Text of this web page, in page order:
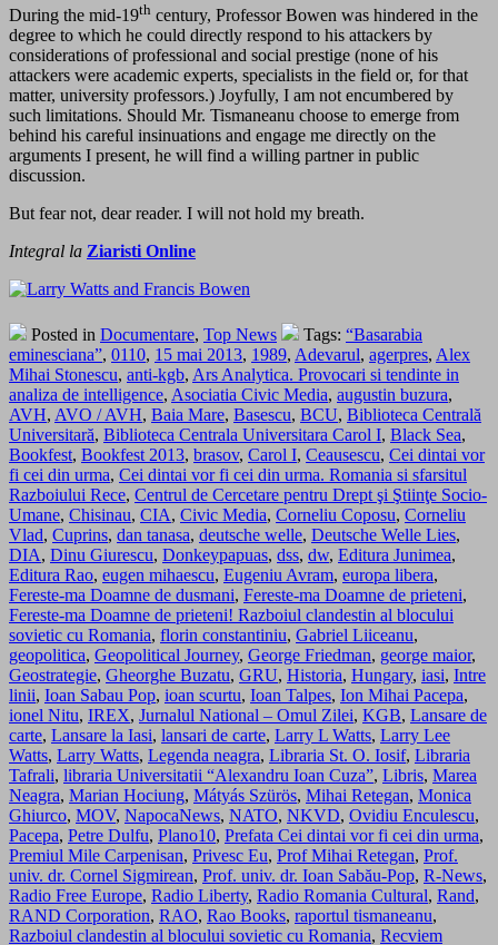
During the mid-19th century, Professor Bowen was hindered in the
degree to which he could directly respond to his attackers by
considerations of professional and social prestige (none of his
attackers were academic experts, specialists in the field or, for that
matter, university professors.) Joyfully, I am not encumbered by
such limitations. Should Mr. Tismaneanu choose to emerge from
behind his careful insinuations and engage me directly on the
arguments I present, he will find a willing partner in public
discussion.
But fear not, dear reader. I will not hold my breath.
Integral la Ziaristi Online
Posted in Documentare, Top News Tags: “Basarabia
eminesciana”, 0110, 15 mai 2013, 1989, Adevarul, agerpres, Alex
Mihai Stonescu, anti-kgb, Ars Analytica. Provocari si tendinte in
analiza de intelligence, Asociatia Civic Media, augustin buzura,
AVH, AVO / AVH, Baia Mare, Basescu, BCU, Biblioteca Centrală
Universitară, Biblioteca Centrala Universitara Carol I, Black Sea,
Bookfest, Bookfest 2013, brasov, Carol I, Ceausescu, Cei dintai vor
fi cei din urma, Cei dintai vor fi cei din urma. Romania si sfarsitul
Razboiului Rece, Centrul de Cercetare pentru Drept şi Ştiinţe Socio-
Umane, Chisinau, CIA, Civic Media, Corneliu Coposu, Corneliu
Vlad, Cuprins, dan tanasa, deutsche welle, Deutsche Welle Lies,
DIA, Dinu Giurescu, Donkeypapuas, dss, dw, Editura Junimea,
Editura Rao, eugen mihaescu, Eugeniu Avram, europa libera,
Fereste-ma Doamne de dusmani, Fereste-ma Doamne de prieteni,
Fereste-ma Doamne de prieteni! Razboiul clandestin al blocului
sovietic cu Romania, florin constantiniu, Gabriel Liiceanu,
geopolitica, Geopolitical Journey, George Friedman, george maior,
Geostrategie, Gheorghe Buzatu, GRU, Historia, Hungary, iasi, Intre
linii, Ioan Sabau Pop, ioan scurtu, Ioan Talpes, Ion Mihai Pacepa,
ionel Nitu, IREX, Jurnalul National – Omul Zilei, KGB, Lansare de
carte, Lansare la Iasi, lansari de carte, Larry L Watts, Larry Lee
Watts, Larry Watts, Legenda neagra, Libraria St. O. Iosif, Libraria
Tafrali, libraria Universitatii “Alexandru Ioan Cuza”, Libris, Marea
Neagra, Marian Hociung, Mátyás Szürös, Mihai Retegan, Monica
Ghiurco, MOV, NapocaNews, NATO, NKVD, Ovidiu Enculescu,
Pacepa, Petre Dulfu, Plano10, Prefata Cei dintai vor fi cei din urma,
Premiul Mile Carpenisan, Privesc Eu, Prof Mihai Retegan, Prof.
univ. dr. Cornel Sigmirean, Prof. univ. dr. Ioan Sabău-Pop, R-News,
Radio Free Europe, Radio Liberty, Radio Romania Cultural, Rand,
RAND Corporation, RAO, Rao Books, raportul tismaneanu,
Razboiul clandestin al blocului sovietic cu Romania, Recviem